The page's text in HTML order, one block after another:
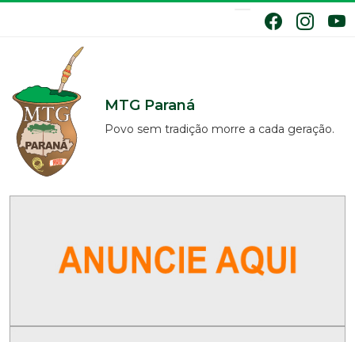
MTG Paraná
Povo sem tradição morre a cada geração.